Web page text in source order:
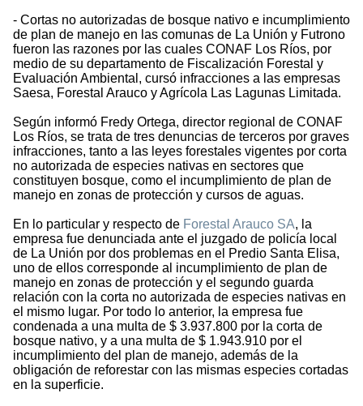
- Cortas no autorizadas de bosque nativo e incumplimiento
de plan de manejo en las comunas de La Unión y Futrono
fueron las razones por las cuales CONAF Los Ríos, por
medio de su departamento de Fiscalización Forestal y
Evaluación Ambiental, cursó infracciones a las empresas
Saesa, Forestal Arauco y Agrícola Las Lagunas Limitada.
Según informó Fredy Ortega, director regional de CONAF
Los Ríos, se trata de tres denuncias de terceros por graves
infracciones, tanto a las leyes forestales vigentes por corta
no autorizada de especies nativas en sectores que
constituyen bosque, como el incumplimiento de plan de
manejo en zonas de protección y cursos de aguas.
En lo particular y respecto de Forestal Arauco SA, la
empresa fue denunciada ante el juzgado de policía local
de La Unión por dos problemas en el Predio Santa Elisa,
uno de ellos corresponde al incumplimiento de plan de
manejo en zonas de protección y el segundo guarda
relación con la corta no autorizada de especies nativas en
el mismo lugar. Por todo lo anterior, la empresa fue
condenada a una multa de $ 3.937.800 por la corta de
bosque nativo, y a una multa de $ 1.943.910 por el
incumplimiento del plan de manejo, además de la
obligación de reforestar con las mismas especies cortadas
en la superficie.